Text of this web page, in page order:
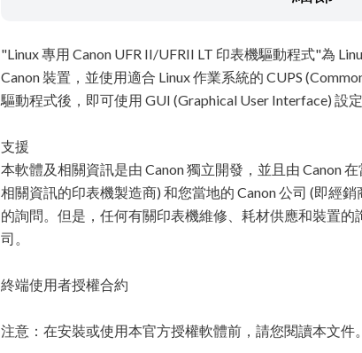
"Linux 專用 Canon UFR II/UFRII LT 印表機驅動程式"為
Canon 裝置，並使用適合 Linux 作業系統的 CUPS
驅動程式後，即可使用 GUI (Graphical User Interface) 設
支援
本軟體及相關資訊是由 Canon 獨立開發，並且由 Canon
相關資訊的印表機製造商) 和您當地的 Canon 公司 (即經
的詢問。但是，任何有關印表機維修、耗材供應和裝置的
司。
終端使用者授權合約
注意：在安裝或使用本官方授權軟體前，請您閱讀本文件。